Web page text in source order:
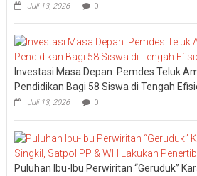
Juli 13, 2026 0
Investasi Masa Depan: Pemdes Teluk
Pendidikan Bagi 58 Siswa di Tengah
Juli 13, 2026 0
Puluhan Ibu-Ibu Perwiritan “Geruduk”